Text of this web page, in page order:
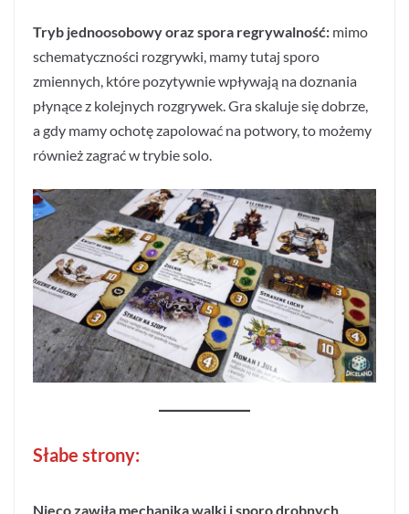
Tryb jednoosobowy oraz spora regrywalność: mimo
schematyczności rozgrywki, mamy tutaj sporo
zmiennych, które pozytywnie wpływają na doznania
płynące z kolejnych rozgrywek. Gra skaluje się dobrze,
a gdy mamy ochotę zapolować na potwory, to możemy
również zagrać w trybie solo.
Słabe strony:
Nieco zawiła mechanika walki i sporo drobnych